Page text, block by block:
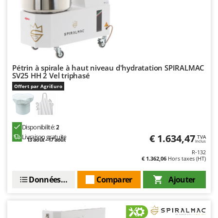
Pétrin à spirale à haut niveau d'hydratation SPIRALMAC
SV25 HH 2 Vel triphasé
Offert par AgriEuro
Disponibilité:2
Livraison gratuite
13 août - 17 août € 1.634,47 TVA
Inclus
R-132
€ 1.362,06 Hors taxes (HT)
Ajouter
Comparer
Données techniques